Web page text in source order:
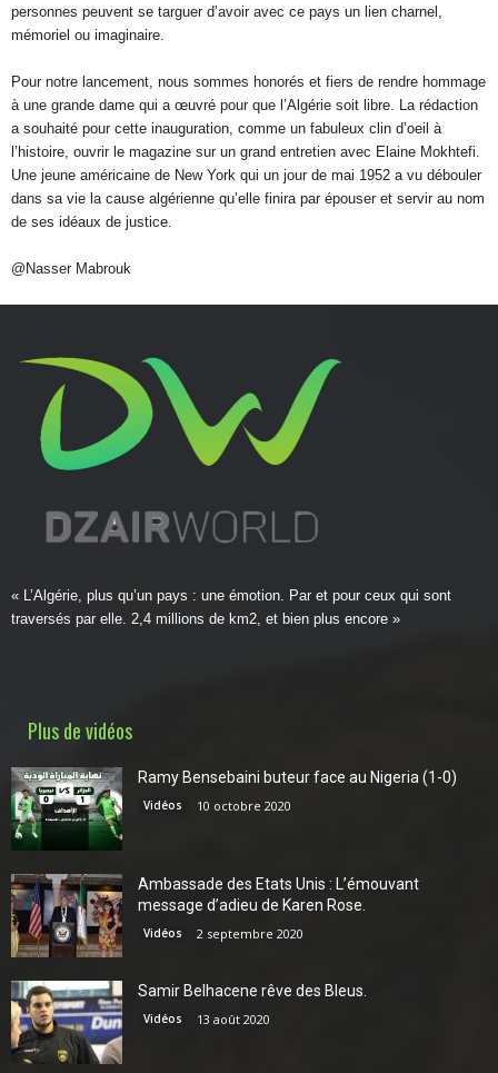
personnes peuvent se targuer d’avoir avec ce pays un lien charnel,
mémoriel ou imaginaire.
Pour notre lancement, nous sommes honorés et fiers de rendre hommage
à une grande dame qui a œuvré pour que l’Algérie soit libre. La rédaction
a souhaité pour cette inauguration, comme un fabuleux clin d’oeil à
l’histoire, ouvrir le magazine sur un grand entretien avec Elaine Mokhtefi.
Une jeune américaine de New York qui un jour de mai 1952 a vu débouler
dans sa vie la cause algérienne qu’elle finira par épouser et servir au nom
de ses idéaux de justice.
@Nasser Mabrouk
« L’Algérie, plus qu’un pays : une émotion. Par et pour ceux qui sont
traversés par elle. 2,4 millions de km2, et bien plus encore »
Plus de vidéos
Ramy Bensebaini buteur face au Nigeria (1-0)
Vidéos 10 octobre 2020
Ambassade des Etats Unis : L’émouvant
message d’adieu de Karen Rose.
Vidéos 2 septembre 2020
Samir Belhacene rêve des Bleus.
Vidéos 13 août 2020